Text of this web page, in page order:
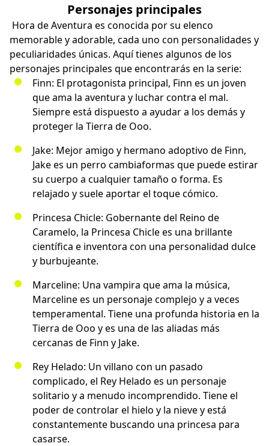
Personajes principales
Hora de Aventura es conocida por su elenco
memorable y adorable, cada uno con personalidades y
peculiaridades únicas. Aquí tienes algunos de los
personajes principales que encontrarás en la serie:
Finn: El protagonista principal, Finn es un joven
que ama la aventura y luchar contra el mal.
Siempre está dispuesto a ayudar a los demás y
proteger la Tierra de Ooo.
Jake: Mejor amigo y hermano adoptivo de Finn,
Jake es un perro cambiaformas que puede estirar
su cuerpo a cualquier tamaño o forma. Es
relajado y suele aportar el toque cómico.
Princesa Chicle: Gobernante del Reino de
Caramelo, la Princesa Chicle es una brillante
científica e inventora con una personalidad dulce
y burbujeante.
Marceline: Una vampira que ama la música,
Marceline es un personaje complejo y a veces
temperamental. Tiene una profunda historia en la
Tierra de Ooo y es una de las aliadas más
cercanas de Finn y Jake.
Rey Helado: Un villano con un pasado
complicado, el Rey Helado es un personaje
solitario y a menudo incomprendido. Tiene el
poder de controlar el hielo y la nieve y está
constantemente buscando una princesa para
casarse.